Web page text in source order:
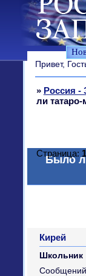
Привет,
» Россия -
ли татаро-
Было
Страница: 1
Кирей
Школьник